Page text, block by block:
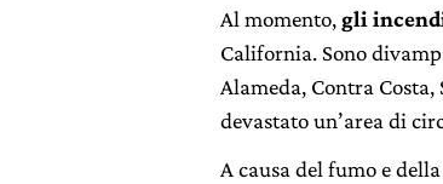
Al momento,gli
California. Sono
Alameda, Contra Costa,
devastato un’area di
A causa del fumo e